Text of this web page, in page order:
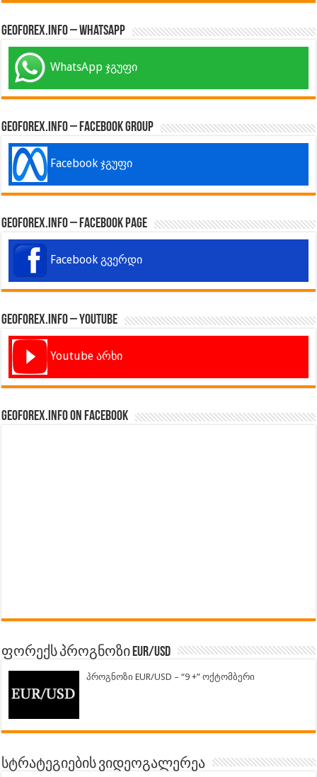
GeoForex.info – WhatsApp
WhatsApp ჯგუფი
GeoForex.info – Facebook Group
Facebook ჯგუფი
GeoForex.info – Facebook Page
Facebook გვერდი
GeoForex.info – Youtube
Youtube არხი
GeoForex.info on Facebook
ფორექს პროგნოზი EUR/USD
პროგნოზი EUR/USD – “9 +” ოქტომბერი
სტრატეგიების ვიდეოგალერეა